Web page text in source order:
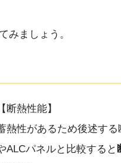
みましょう。
【断熱性能】
熱性があるため後述す
ALCパネルと比較すると